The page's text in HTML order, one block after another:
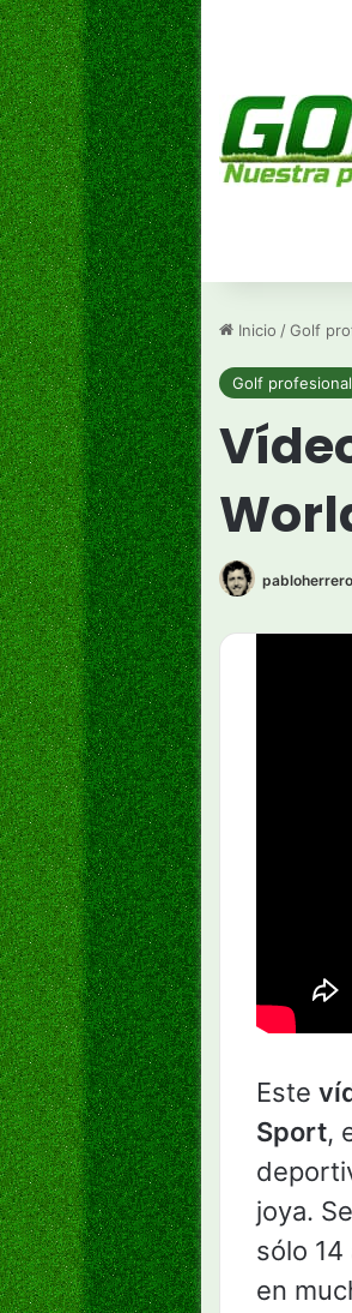
Inicio /Golf
Golf profesional
pabloherrero
Este
Sport,
joya.
sólo
en